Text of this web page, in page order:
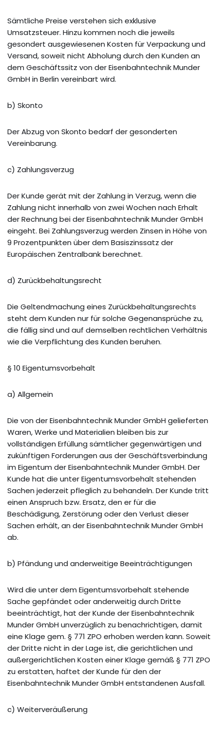
Sämtliche Preise verstehen sich exklusive
Umsatzsteuer. Hinzu kommen noch die jeweils
gesondert ausgewiesenen Kosten für Verpackung und
Versand, soweit nicht Abholung durch den Kunden an
dem Geschäftssitz von der Eisenbahntechnik Munder
GmbH in Berlin vereinbart wird.
b) Skonto
Der Abzug von Skonto bedarf der gesonderten
Vereinbarung.
c) Zahlungsverzug
Der Kunde gerät mit der Zahlung in Verzug, wenn die
Zahlung nicht innerhalb von zwei Wochen nach Erhalt
der Rechnung bei der Eisenbahntechnik Munder GmbH
eingeht. Bei Zahlungsverzug werden Zinsen in Höhe von
9 Prozentpunkten über dem Basiszinssatz der
Europäischen Zentralbank berechnet.
d) Zurückbehaltungsrecht
Die Geltendmachung eines Zurückbehaltungsrechts
steht dem Kunden nur für solche Gegenansprüche zu,
die fällig sind und auf demselben rechtlichen Verhältnis
wie die Verpflichtung des Kunden beruhen.
§ 10 Eigentumsvorbehalt
a) Allgemein
Die von der Eisenbahntechnik Munder GmbH gelieferten
Waren, Werke und Materialien bleiben bis zur
vollständigen Erfüllung sämtlicher gegenwärtigen und
zukünftigen Forderungen aus der Geschäftsverbindung
im Eigentum der Eisenbahntechnik Munder GmbH. Der
Kunde hat die unter Eigentumsvorbehalt stehenden
Sachen jederzeit pfleglich zu behandeln. Der Kunde tritt
einen Anspruch bzw. Ersatz, den er für die
Beschädigung, Zerstörung oder den Verlust dieser
Sachen erhält, an der Eisenbahntechnik Munder GmbH
ab.
b) Pfändung und anderweitige Beeinträchtigungen
Wird die unter dem Eigentumsvorbehalt stehende
Sache gepfändet oder anderweitig durch Dritte
beeinträchtigt, hat der Kunde der Eisenbahntechnik
Munder GmbH unverzüglich zu benachrichtigen, damit
eine Klage gem. § 771 ZPO erhoben werden kann. Soweit
der Dritte nicht in der Lage ist, die gerichtlichen und
außergerichtlichen Kosten einer Klage gemäß § 771 ZPO
zu erstatten, haftet der Kunde für den der
Eisenbahntechnik Munder GmbH entstandenen Ausfall.
c) Weiterveräußerung